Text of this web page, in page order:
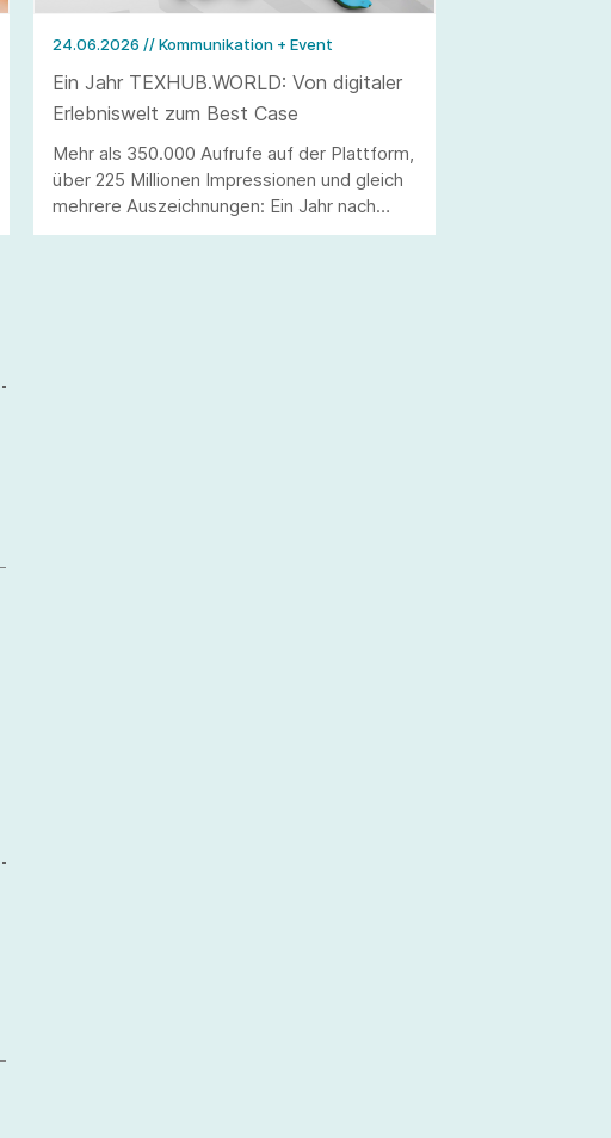
24.06.2026// Kommunikation + Event
Ein Jahr TEXHUB.WORLD: Von digitaler
Erlebniswelt zum Best Case
Mehr als 350.000 Aufrufe auf der Plattform,
über 225 Millionen Impressionen und gleich
mehrere Auszeichnungen: Ein Jahr nach
dem Launch hat sich TEXHUB.WORLD als